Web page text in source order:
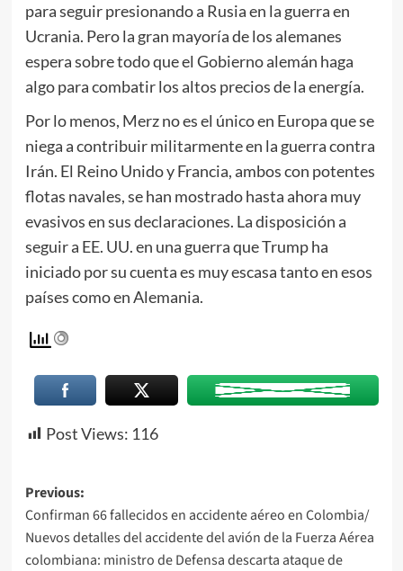
para seguir presionando a Rusia en la guerra en
Ucrania. Pero la gran mayoría de los alemanes
espera sobre todo que el Gobierno alemán haga
algo para combatir los altos precios de la energía.
Por lo menos, Merz no es el único en Europa que se
niega a contribuir militarmente en la guerra contra
Irán. El Reino Unido y Francia, ambos con potentes
flotas navales, se han mostrado hasta ahora muy
evasivos en sus declaraciones. La disposición a
seguir a EE. UU. en una guerra que Trump ha
iniciado por su cuenta es muy escasa tanto en esos
países como en Alemania.
Post Views: 116
Previous:
Confirman 66 fallecidos en accidente aéreo en Colombia/
Nuevos detalles del accidente del avión de la Fuerza Aérea
colombiana: ministro de Defensa descarta ataque de